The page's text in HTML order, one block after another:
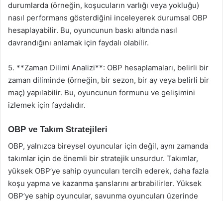
durumlarda (örneğin, koşucuların varlığı veya yokluğu)
nasıl performans gösterdiğini inceleyerek durumsal OBP
hesaplayabilir. Bu, oyuncunun baskı altında nasıl
davrandığını anlamak için faydalı olabilir.
5. **Zaman Dilimi Analizi**: OBP hesaplamaları, belirli bir
zaman diliminde (örneğin, bir sezon, bir ay veya belirli bir
maç) yapılabilir. Bu, oyuncunun formunu ve gelişimini
izlemek için faydalıdır.
OBP ve Takım Stratejileri
OBP, yalnızca bireysel oyuncular için değil, aynı zamanda
takımlar için de önemli bir stratejik unsurdur. Takımlar,
yüksek OBP’ye sahip oyuncuları tercih ederek, daha fazla
koşu yapma ve kazanma şanslarını artırabilirler. Yüksek
OBP’ye sahip oyuncular, savunma oyuncuları üzerinde